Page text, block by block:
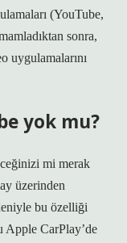
(YouTube,
sonra,
uygulamalarını
yok mu?
mi merak
üzerinden
bu özelliği
Apple CarPlay’de